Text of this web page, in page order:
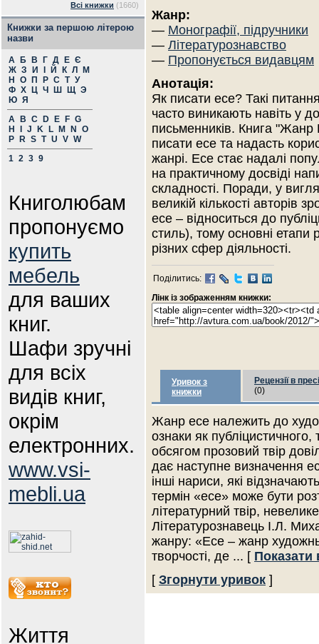
Всі книжки (1660)
Книжки за першою літерою
назви
А Б В Г Д Е Є
Ж З И Й К Л
М
Н
О П Р С Т У
Ф Х Ц Ч Ш Щ Э
Ю Я
A
B C D E F G
H
J K L M N
O
P
R S T U V W
1 2 3 9
Книголюбам
пропонуємо
купить
мебель
для ваших
книг.
Шафи зручні
для всіх
видів книг,
окрім
електронних.
www.vsi-
mebli.ua
Життя
Жанр:
— Монографії, підручники
— Літературознавство
— Пропонується видавцям
Анотація:
Як писати есе? Такі
часто виникають навіть у
письменників. Книга
писати есе та надасть
жанрі. Есе стає надалі
на практичному досвіді
складності. Поради, у
великій кількості авторів
есе – відноситься до
стиль), тому основні етапи
різних сфер діяльності.
Поділитись:
Лінк із зображенням книжки:
Уривок з
книжки
Рецензії в пресі
(0)
Жанр есе належить до
ознаки як
обсягом прозовий твір
дає наступне визначення
інші нариси, які
термін «есе» може бути
літературний твір,
Літературознавець І.Л.
жанру: «Есе – жанр
творчості, де ... [ Показати
[ Згорнути уривок ]